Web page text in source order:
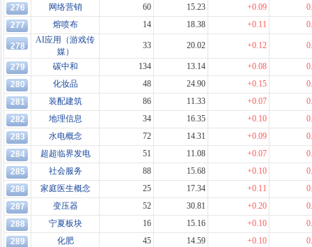
276 网络营销 60 15.23 +0.09
277
熔喷布 14 18.38 +0.11
278
AI应用（游戏传
媒）
33 20.02 +0.12
279 碳中和 134 13.14 +0.08
280
化妆品 48 24.90 +0.15
281
装配建筑 86 11.33 +0.07
282
地理信息 34 16.35 +0.10
283
水电概念 72 14.31 +0.09
284
超超临界发电 51 11.08 +0.07
285
社会服务 88 15.68 +0.10
286
家庭医生概念 25 17.34 +0.11
287
变压器 52 30.81 +0.20
288
宁夏板块 16 15.16 +0.10
289
化肥 45 14.59 +0.10